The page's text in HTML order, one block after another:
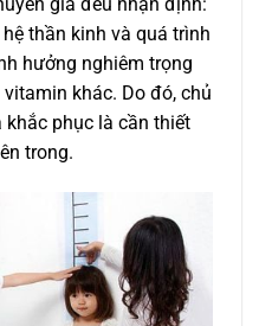
thần kinh và quá trình
hưởng nghiêm trọng
khác. Do đó, chủ
phục là cần thiết
trong.